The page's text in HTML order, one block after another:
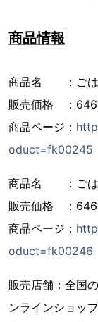
商品情報
商品名 ：ごは
販売価格 ：646
商品ページ：
oduct=fk00245
商品名 ：ごは
販売価格 ：646
商品ページ：
oduct=fk00246
販売店舗：全国
ンラインショップ